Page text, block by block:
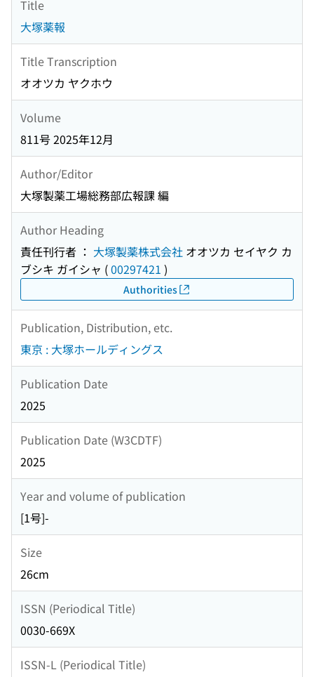
Title
大塚薬報
Title Transcription
オオツカ ヤクホウ
Volume
811号 2025年12月
Author/Editor
大塚製薬工場総務部広報課 編
Author Heading
責任刊行者 ： 大塚製薬株式会社 オオツカ セイヤク カ
ブシキ ガイシャ (00297421 )
Authorities
Publication, Distribution, etc.
東京 : 大塚ホールディングス
Publication Date
2025
Publication Date (W3CDTF)
2025
Year and volume of publication
[1号]-
Size
26cm
ISSN (Periodical Title)
0030-669X
ISSN-L (Periodical Title)